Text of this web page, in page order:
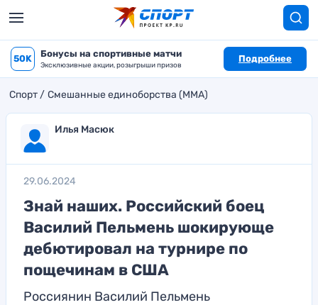
50K Бонусы на спортивные матчи
Эксклюзивные акции, розыгрыши призов
Подробнее
Спорт Смешанные единоборства (MMA)
Илья Масюк
29.06.2024
Знай наших. Российский боец
Василий Пельмень шокирующе
дебютировал на турнире по
пощечинам в США
Россиянин Василий Пельмень